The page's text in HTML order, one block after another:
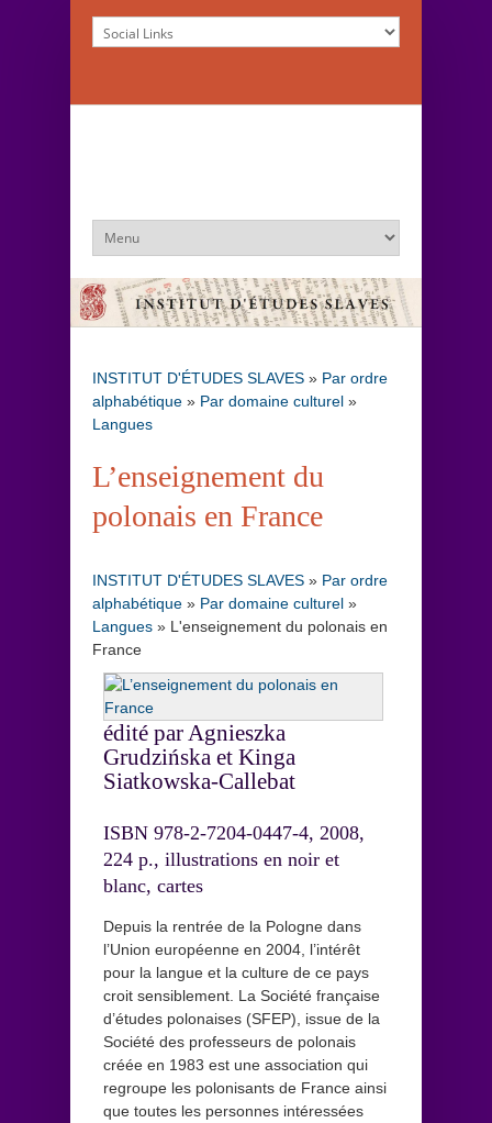
INSTITUT D'ÉTUDES SLAVES » Par ordre
alphabétique » Par domaine culturel »
Langues
L’enseignement du
polonais en France
INSTITUT D'ÉTUDES SLAVES » Par ordre
alphabétique » Par domaine culturel »
Langues » L'enseignement du polonais en
France
édité par Agnieszka
Grudzińska et Kinga
Siatkowska-Callebat
ISBN 978-2-7204-0447-4, 2008,
224 p., illustrations en noir et
blanc, cartes
Depuis la rentrée de la Pologne dans
l’Union européenne en 2004, l’intérêt
pour la langue et la culture de ce pays
croit sensiblement. La Société française
d’études polonaises (SFEP), issue de la
Société des professeurs de polonais
créée en 1983 est une association qui
regroupe les polonisants de France ainsi
que toutes les personnes intéressées